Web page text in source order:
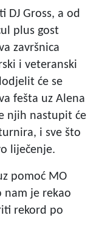
DJ Gross, a od
plus gost
završnica
i veteranski
će se
fešta uz Alena
njih nastupit će
i sve što
liječenje.
pomoć MO
nam je rekao
rekord po